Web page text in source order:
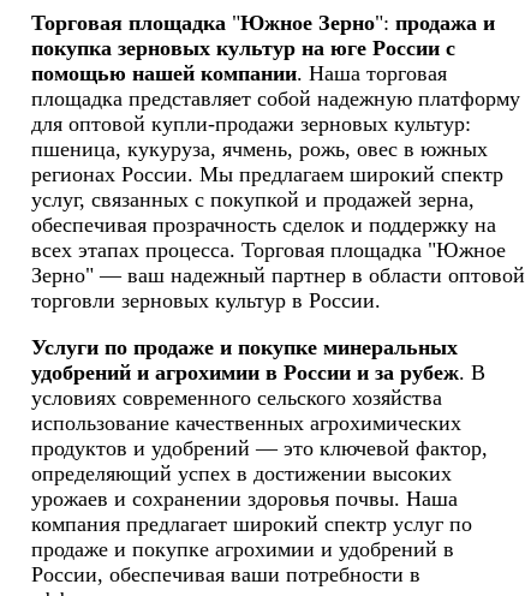
Торговая площадка "Южное Зерно": продажа и
покупка зерновых культур на юге России с
помощью нашей компании. Наша торговая
площадка представляет собой надежную платформу
для оптовой купли-продажи зерновых культур:
пшеница, кукуруза, ячмень, рожь, овес в южных
регионах России. Мы предлагаем широкий спектр
услуг, связанных с покупкой и продажей зерна,
обеспечивая прозрачность сделок и поддержку на
всех этапах процесса. Торговая площадка "Южное
Зерно" — ваш надежный партнер в области оптовой
торговли зерновых культур в России.
Услуги по продаже и покупке минеральных
удобрений и агрохимии в России и за рубеж. В
условиях современного сельского хозяйства
использование качественных агрохимических
продуктов и удобрений — это ключевой фактор,
определяющий успех в достижении высоких
урожаев и сохранении здоровья почвы. Наша
компания предлагает широкий спектр услуг по
продаже и покупке агрохимии и удобрений в
России, обеспечивая ваши потребности в